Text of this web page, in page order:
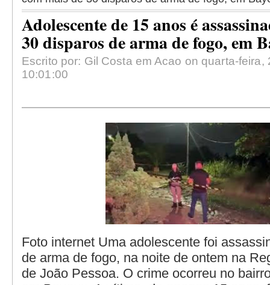
Adolescente de 15 anos é
30 disparos de arma de fogo, em
Escrito por: Gil Costa em Acao on quarta-
10:01:00
Foto internet Uma adolescente foi
de arma de fogo, na noite de ontem na
de João Pessoa. O crime ocorreu no